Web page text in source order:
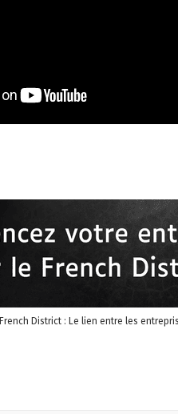
French District : Le lien entre les